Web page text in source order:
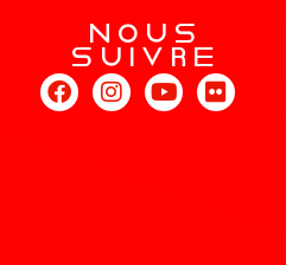
NOUs
sUIVRe